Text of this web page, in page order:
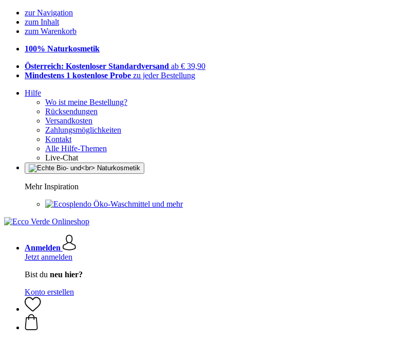
zur Navigation
zum Inhalt
zum Warenkorb
100% Naturkosmetik
Österreich: Kostenloser Standardversand ab € 39,90
Mindestens 1 kostenlose Probe zu jeder Bestellung
Hilfe
Wo ist meine Bestellung?
Rücksendungen
Versandkosten
Zahlungsmöglichkeiten
Kontakt
Alle Hilfe-Themen
Live-Chat
Mehr Inspiration
Öko-Waschmittel und mehr
Anmelden
Jetzt anmelden
Bist du neu hier?
Konto erstellen